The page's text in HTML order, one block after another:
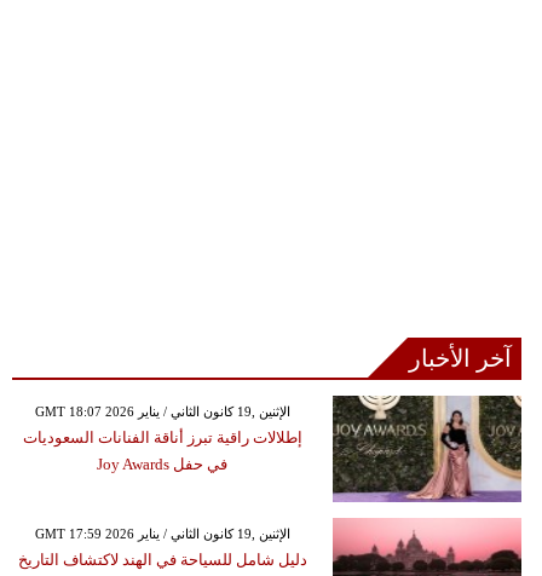
آخر الأخبار
GMT 18:07 2026 الإثنين ,19 كانون الثاني / يناير
إطلالات راقية تبرز أناقة الفنانات السعوديات
في حفل Joy Awards
GMT 17:59 2026 الإثنين ,19 كانون الثاني / يناير
دليل شامل للسياحة في الهند لاكتشاف التاريخ